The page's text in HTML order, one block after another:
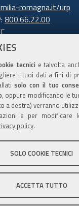
tecnici e talvolta
i tuoi dati a fini di
solo con il tuo
, oppure modificando le
a destra) verranno
e per modificare
policy.
SOLO COOKIE TECNICI
ACCETTA TUTTO
romagna.it/urp
800.66.22.00
trasparente
accessibilità